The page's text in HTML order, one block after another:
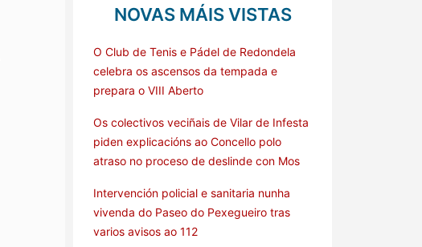
NOVAS MÁIS VISTAS
O Club de Tenis e Pádel de Redondela
celebra os ascensos da tempada e
prepara o VIII Aberto
Os colectivos veciñais de Vilar de Infesta
piden explicacións ao Concello polo
atraso no proceso de deslinde con Mos
Intervención policial e sanitaria nunha
vivenda do Paseo do Pexegueiro tras
varios avisos ao 112